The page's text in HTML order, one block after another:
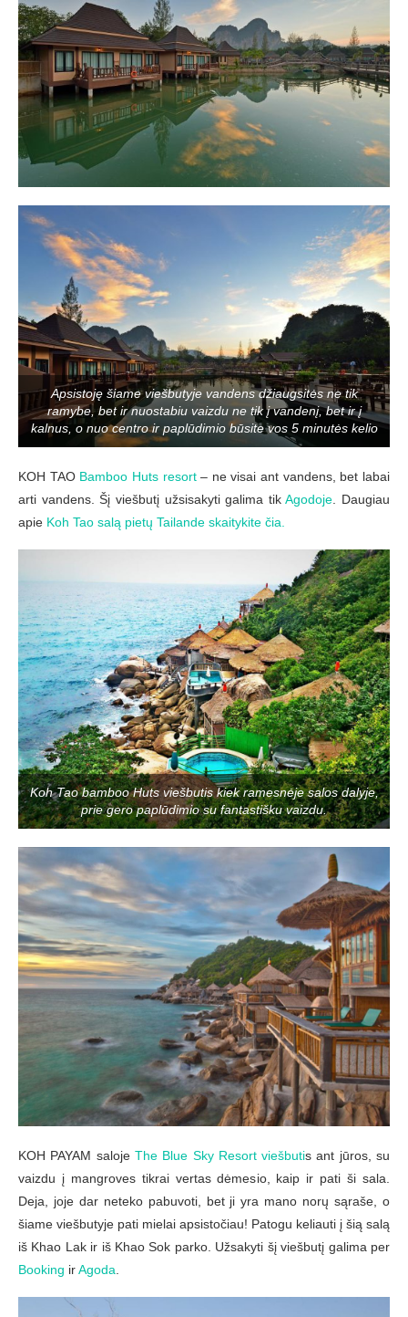
Apsistoję šiame viešbutyje vandens džiaugsitės ne tik
ramybe, bet ir nuostabiu vaizdu ne tik į vandenį, bet ir į
kalnus, o nuo centro ir paplūdimio būsite vos 5 minutės kelio
KOH TAO Bamboo Huts resort– ne visai ant vandens, bet labai
arti vandens. Šį viešbutį užsisakyti galima tikAgodoje. Daugiau
apie Koh Tao salą pietų Tailande skaitykite čia.
Koh Tao bamboo Huts viešbutis kiek ramesnėje salos dalyje,
prie gero paplūdimio su fantastišku vaizdu.
KOH PAYAM saloje The Blue Sky Resort viešbutis ant jūros, su
vaizdu į mangroves tikrai vertas dėmesio, kaip ir pati ši sala.
Deja, joje dar neteko pabuvoti, bet ji yra mano norų sąraše, o
šiame viešbutyje pati mielai apsistočiau! Patogu keliauti į šią salą
iš Khao Lak ir iš Khao Sok parko. Užsakyti šį viešbutį galima per
Booking irAgoda.